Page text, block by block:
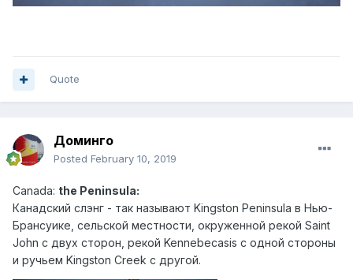
Quote
Доминго
Posted February 10, 2019
Canada: the Peninsula:
Канадский слэн г - так называют Kingston Peninsula в Нью-
Брансуике, сельской местности, окруженной рекой Saint
John с двух сторон, рекой Kennebecasis с одной стороны
и ручьем Kingston Creek с другой.